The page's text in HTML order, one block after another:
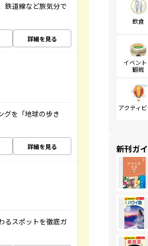
鉄道線など旅気分で
詳細を見る
グを「地球の歩き
詳細を見る
るスポットを徹底ガ
飲食
イベント
観戦
アクティビ
新刊ガ